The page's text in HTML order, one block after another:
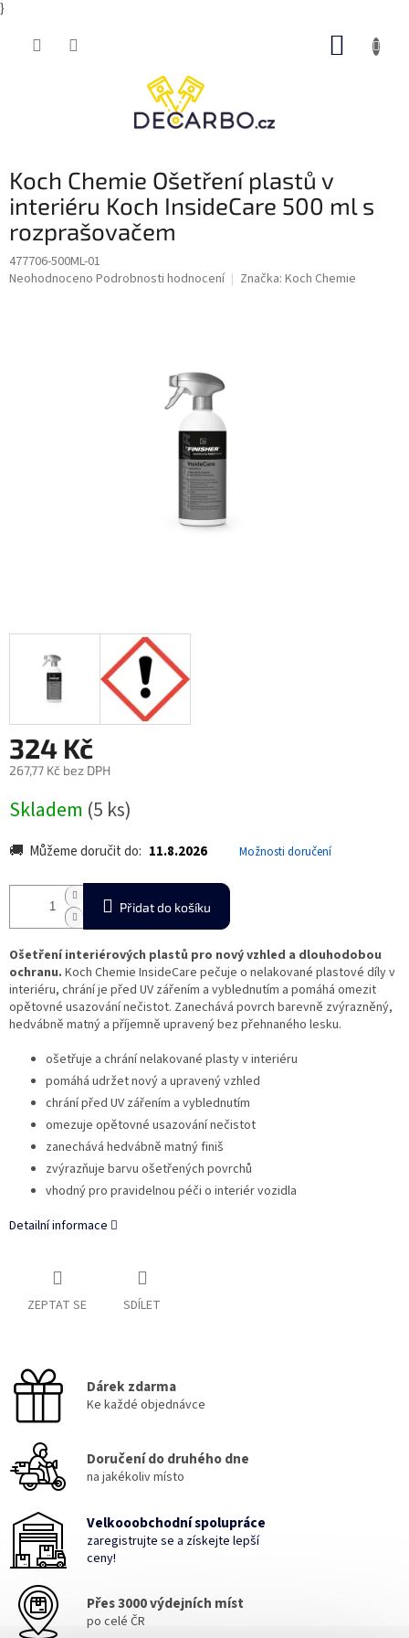
}
Koch Chemie Ošetření plastů v
interiéru Koch InsideCare 500 ml s
rozprašovačem
477706-500ML-01
Průměrné
Neohodnoceno Podrobnosti hodnocení Značka: Koch Chemie
324 Kč
267,77 Kč bez DPH
cena:
Skladem (5 ks)
Můžeme doručit do: 11.8.2026 Možnosti doručení
Přidat do košíku
Ošetření interiérových plastů pro nový vzhled a dlouhodobou
ochranu. Koch Chemie InsideCare pečuje o nelakované plastové díly v
interiéru, chrání je před UV zářením a vyblednutím a pomáhá omezit
opětovné usazování nečistot. Zanechává povrch barevně zvýrazněný,
hedvábně matný a příjemně upravený bez přehnaného lesku.
ošetřuje a chrání nelakované plasty v interiéru
pomáhá udržet nový a upravený vzhled
chrání před UV zářením a vyblednutím
omezuje opětovné usazování nečistot
zanechává hedvábně matný finiš
zvýrazňuje barvu ošetřených povrchů
vhodný pro pravidelnou péči o interiér vozidla
Detailní informace
ZEPTAT SE SDÍLET
Dárek zdarma
Ke každé objednávce
Doručení do druhého dne
na jakékoliv místo
Velkooobchodní spolupráce
zaregistrujte se a získejte lepší
ceny!
Přes 3000 výdejních míst
po celé ČR